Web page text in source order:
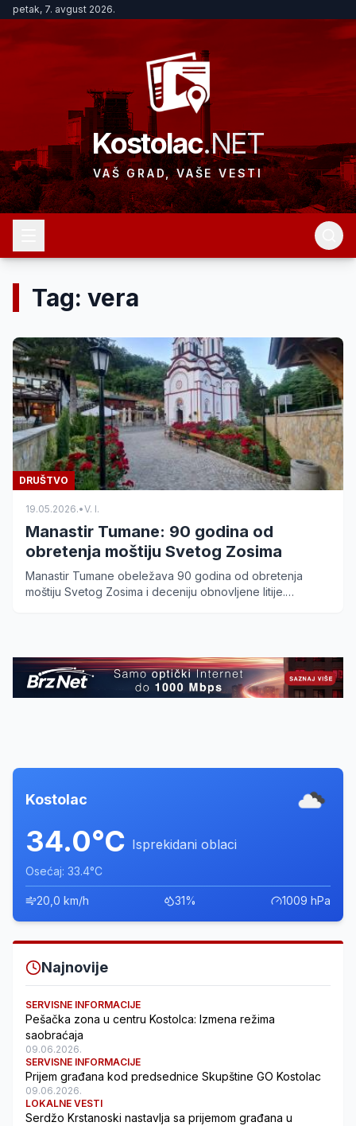
petak, 7. avgust 2026.
Kostolac.NET
VAŠ GRAD, VAŠE VESTI
Tag: vera
DRUŠTVO
19.05.2026.•V. I.
Manastir Tumane: 90 godina od
obretenja moštiju Svetog Zosima
Manastir Tumane obeležava 90 godina od obretenja
moštiju Svetog Zosima i deceniju obnovljene litije.
Kostolac
34.0°C Isprekidani oblaci
Osećaj: 33.4°C
20,0 km/h 31% 1009 hPa
Najnovije
SERVISNE INFORMACIJE
Pešačka zona u centru Kostolca: Izmena režima
saobraćaja
09.06.2026.
SERVISNE INFORMACIJE
Prijem građana kod predsednice Skupštine GO Kostolac
09.06.2026.
LOKALNE VESTI
Serdžo Krstanoski nastavlja sa prijemom građana u